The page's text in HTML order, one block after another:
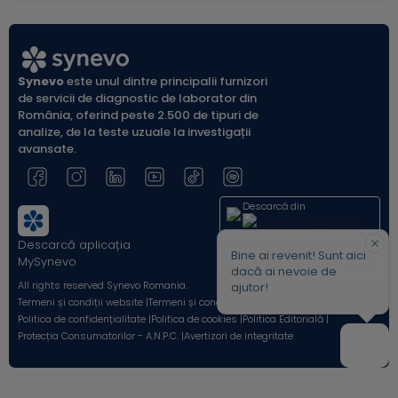
Synevoeste unul dintre principalii furnizori
de servicii de diagnostic de laborator din
România, oferind peste 2.500 de tipuri de
analize, de la teste uzuale la investigații
avansate.
Descarcă aplicația
MySynevo
Descarcă din
All rights reserved Synevo Romania.
Termeni și condiții website |Termeni și condiții Shop Online |
Politica de confidențialitate |Politica de cookies |Politica Editorială |
Protecția Consumatorilor - A.N.P.C. |Avertizori de integritate
Bine ai revenit! Sunt aici
dacă ai nevoie de
ajutor!